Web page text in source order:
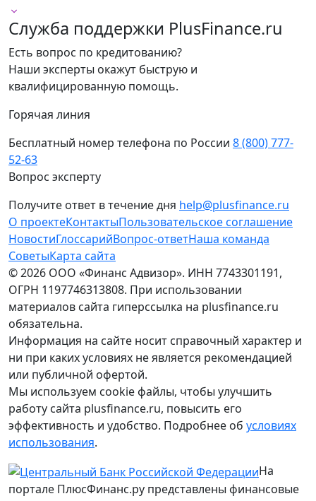
Служба поддержки PlusFinance.ru
Есть вопрос по кредитованию?
Наши эксперты окажут быструю и
квалифицированную помощь.
Горячая линия
Бесплатный номер телефона по России 8 (800) 777-
52-63
Вопрос эксперту
Получите ответ в течение дня help@plusfinance.ru
О проектеКонтактыПользовательское соглашение
НовостиГлоссарийВопрос-ответНаша команда
СоветыКарта сайта
© 2026 ООО «Финанс Адвизор». ИНН 7743301191,
ОГРН 1197746313808. При использовании
материалов сайта гиперссылка на plusfinance.ru
обязательна.
Информация на сайте носит справочный характер и
ни при каких условиях не является рекомендацией
или публичной офертой.
Мы используем cookie файлы, чтобы улучшить
работу сайта plusfinance.ru, повысить его
эффективность и удобство. Подробнее об условиях
использования.
На
портале ПлюсФинанс.ру представлены финансовые